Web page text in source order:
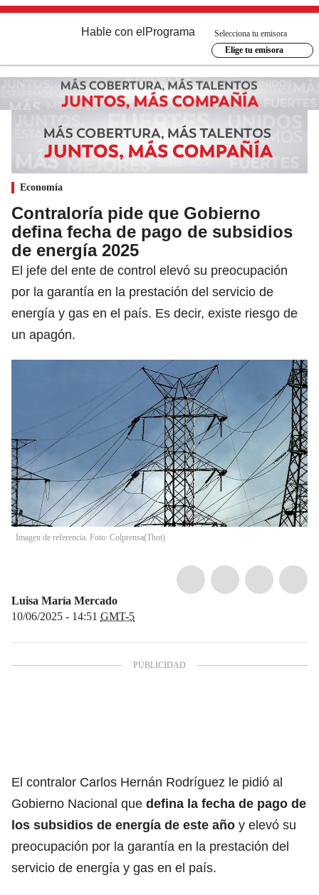
Hable con el Programa
Selecciona tu emisora
Elige tu emisora
Economía
Contraloría pide que Gobierno
defina fecha de pago de subsidios
de energía 2025
El jefe del ente de control elevó su preocupación
por la garantía en la prestación del servicio de
energía y gas en el país. Es decir, existe riesgo de
un apagón.
Imagen de referencia. Foto: Colprensa(Thot)
Luisa María Mercado
10/06/2025 - 14:51 GMT-5
El contralor Carlos Hernán Rodríguez le pidió al
Gobierno Nacional que defina la fecha de pago de
los subsidios de energía de este año y elevó su
preocupación por la garantía en la prestación del
servicio de energía y gas en el país.